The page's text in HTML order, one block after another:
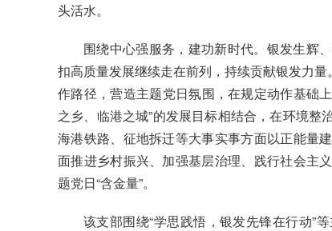
头活水。
围绕中心强服务，建功新时代。银发生辉
扣高质量发展继续走在前列，持续贡献银发力
作路径，营造主题党日氛围，在规定动作基础
之乡、临港之城”的发展目标相结合，在环境整
海港铁路、征地拆迁等大事实事方面以正能量
面推进乡村振兴、加强基层治理、践行社会主
题党日“含金量”。
该支部围绕“学思践悟，银发先锋在行动”